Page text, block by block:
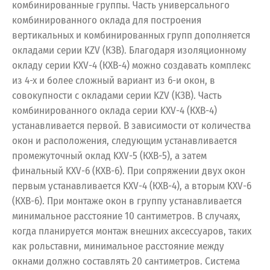
комбинированные группы. Часть универсального
комбинированного оклада для построения
вертикальных и комбинированных групп дополняется
окладами серии KZV (КЗВ). Благодаря изоляционному
окладу серии KXV-4 (КХВ-4) можно создавать комплекс
из 4-х и более сложный вариант из 6-и окон, в
совокупности с окладами серии KZV (КЗВ). Часть
комбинированного оклада серии KXV-4 (КХВ-4)
устанавливается первой. В зависимости от количества
окон и расположения, следующим устанавливается
промежуточный оклад KXV-5 (КХВ-5), а затем
финальный KXV-6 (КХВ-6). При сопряжении двух окон
первым устанавливается KXV-4 (КХВ-4), а вторым KXV-6
(КХВ-6). При монтаже окон в группу устанавливается
минимальное расстояние 10 сантиметров. В случаях,
когда планируется монтаж внешних аксессуаров, таких
как рольставни, минимальное расстояние между
окнами должно составлять 20 сантиметров. Система